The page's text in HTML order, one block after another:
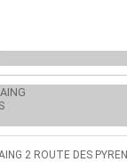
2 ROUTE DES